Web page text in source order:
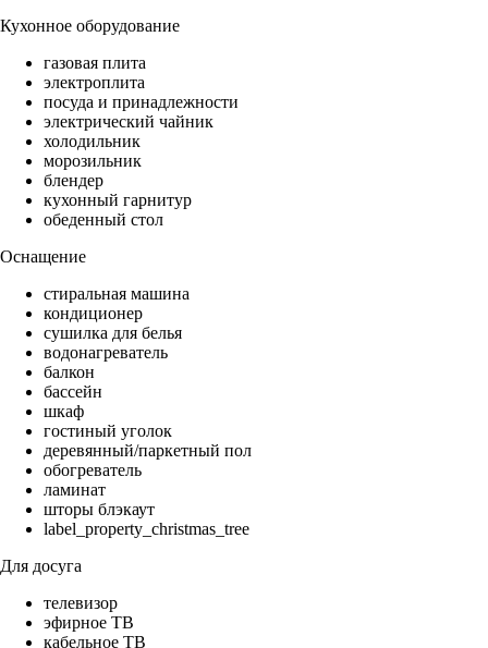
Кухонное оборудование
газовая плита
электроплита
посуда и принадлежности
электрический чайник
холодильник
морозильник
блендер
кухонный гарнитур
обеденный стол
Оснащение
стиральная машина
кондиционер
сушилка для белья
водонагреватель
балкон
бассейн
шкаф
гостиный уголок
деревянный/паркетный пол
обогреватель
ламинат
шторы блэкаут
label_property_christmas_tree
Для досуга
телевизор
эфирное ТВ
кабельное ТВ